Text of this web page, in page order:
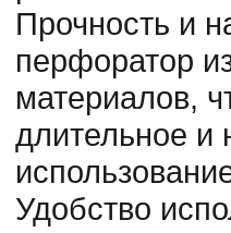
Прочность и
перфоратор
материалов,
длительное и
Удобство